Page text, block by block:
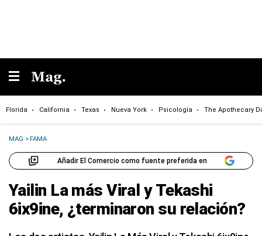
Florida California Texas Nueva York Psicología The Apothecary
MAG >FAMA
Añadir El Comercio como fuente preferida en
Yailin La más Viral y Tekashi
6ix9ine, ¿terminaron su relación?